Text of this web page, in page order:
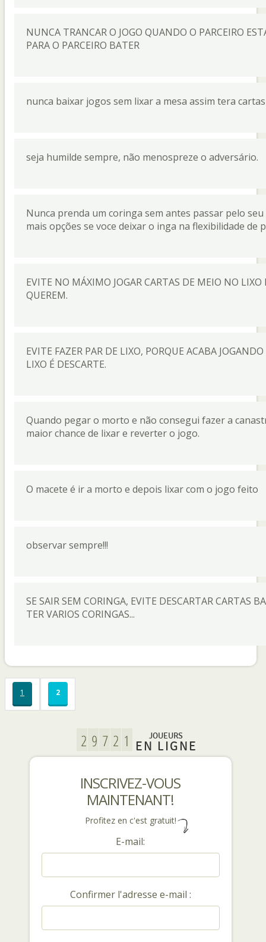
NUNCA TRANCAR O JOGO QUANDO O PARCEIRO
PARA O PARCEIRO BATER
nunca baixar jogos sem lixar a mesa assim tera
seja humilde sempre, não menospreze o adversário.
Nunca prenda um coringa sem antes passar pelo
mais opções se voce deixar o inga na flexibilidade de
EVITE NO MÁXIMO JOGAR CARTAS DE MEIO NO
QUEREM.
EVITE FAZER PAR DE LIXO, PORQUE ACABA
LIXO É DESCARTE.
Quando pegar o morto e não consegui fazer a
maior chance de lixar e reverter o jogo.
O macete é ir a morto e depois lixar com o jogo feito
observar sempre!!!
SE SAIR SEM CORINGA, EVITE DESCARTAR CARTAS
TER VARIOS CORINGAS...
1 2
JOUEURS
EN LIGNE
INSCRIVEZ-VOUS
MAINTENANT!
Profitez en c'est gratuit!
E-mail:
Confirmer l'adresse e-mail :